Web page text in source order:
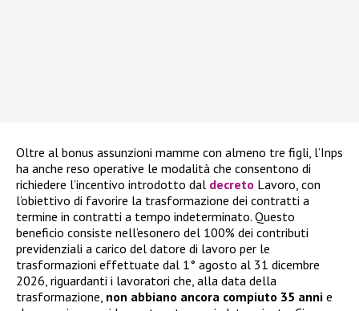
Oltre al bonus assunzioni mamme con almeno tre figli, l’Inps
ha anche reso operative le modalità che consentono di
richiedere l’incentivo introdotto dal decreto Lavoro, con
l’obiettivo di favorire la trasformazione dei contratti a
termine in contratti a tempo indeterminato. Questo
beneficio consiste nell’esonero del 100% dei contributi
previdenziali a carico del datore di lavoro per le
trasformazioni effettuate dal 1° agosto al 31 dicembre
2026, riguardanti i lavoratori che, alla data della
trasformazione, non abbiano ancora compiuto 35 anni e